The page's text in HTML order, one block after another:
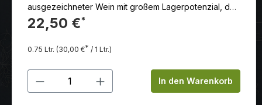
ausgezeichneter Wein mit großem Lagerpotenzial, der
mit dem Alter noch an Ausdruck gewinnt. Der
Wolfberger Gewürztraminer Grand Cru Hengst AOC
2018 ist ein ausgezeichneter Weißwein aus dem Elsass.
Die Weine der Grand Cru Lage Hengst überzeugen
durch Schwung, Kraft sowie Lebendigkeit und ihrem
eher „wilden“ Charakter. Mit zunehmender Lagerung
verfeinert sich der „Hengst“ und wird umgänglicher. Ein
22,50 €*
0.75 Ltr. (30,00 €* / 1 Ltr.)
Produkt Anzahl: Gib denIn den Warenkorb